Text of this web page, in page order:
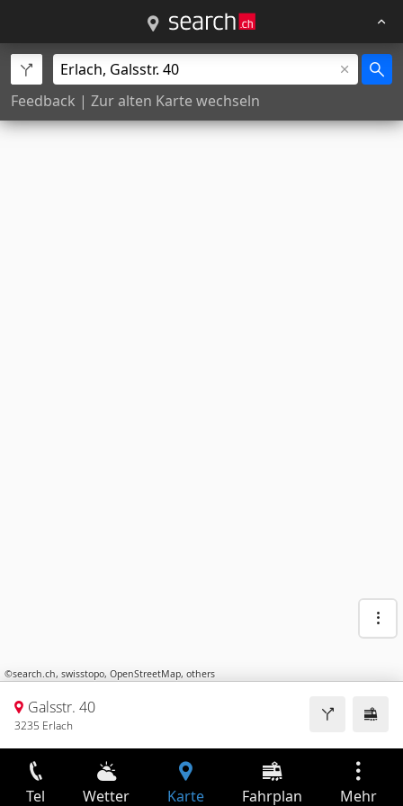
Feedback | Zur alten Karte wechseln
©search.ch, swisstopo, OpenStreetMap, others
Galsstr. 40
3235 Erlach
Tel Wetter Karte Fahrplan Mehr